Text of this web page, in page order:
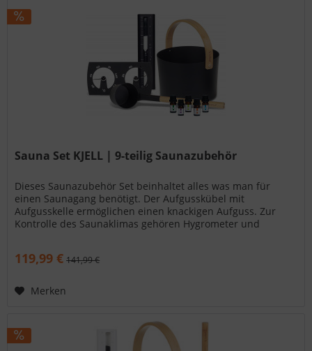
Sauna Set KJELL | 9-teilig Saunazubehör
Dieses Saunazubehör Set beinhaltet alles was man für
einen Saunagang benötigt. Der Aufgusskübel mit
Aufgusskelle ermöglichen einen knackigen Aufguss. Zur
Kontrolle des Saunaklimas gehören Hygrometer und
119,99 € 141,99 €
Merken